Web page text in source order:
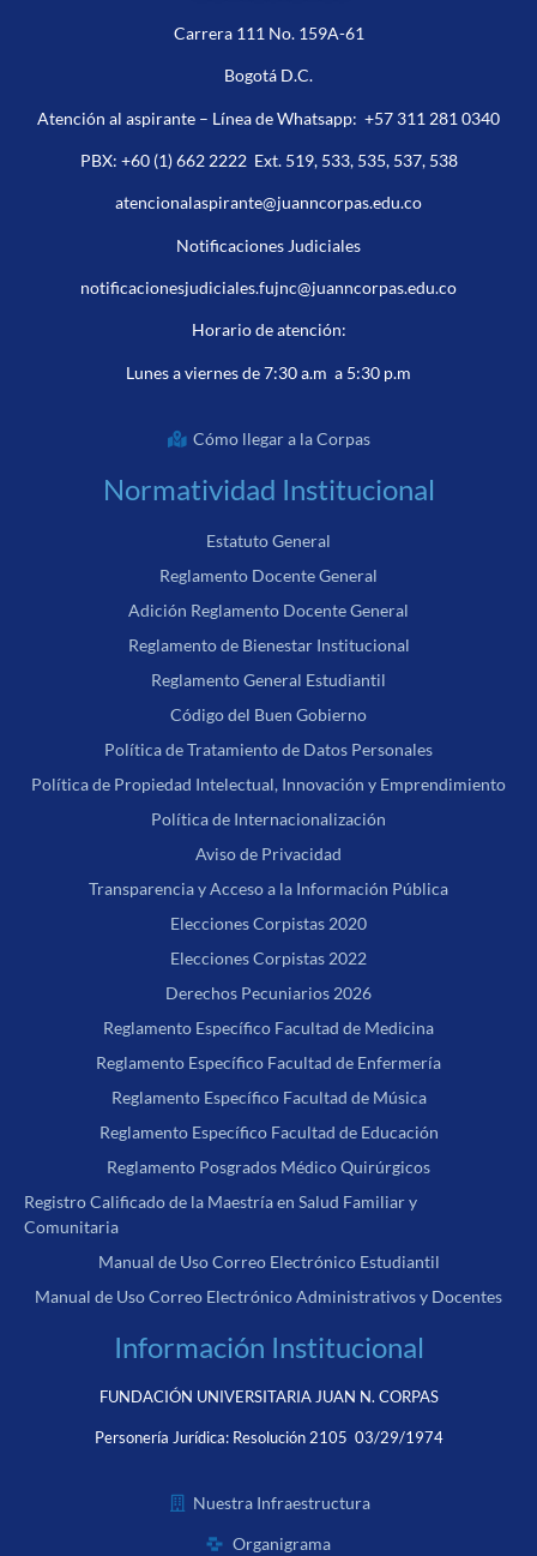
Carrera 111 No. 159A-61
Bogotá D.C.
Atención al aspirante – Línea de Whatsapp: +57 311 281 0340
PBX: +60 (1) 662 2222Ext. 519, 533, 535, 537, 538
atencionalaspirante@juanncorpas.edu.co
Notificaciones Judiciales
notificacionesjudiciales.fujnc@juanncorpas.edu.co
Horario de atención:
Lunes a viernes de 7:30 a.m a 5:30 p.m
Cómo llegar a la Corpas
Normatividad Institucional
Estatuto General
Reglamento Docente General
Adición Reglamento Docente General
Reglamento de Bienestar Institucional
Reglamento General Estudiantil
Código del Buen Gobierno
Política de Tratamiento de Datos Personales
Política de Propiedad Intelectual, Innovación y Emprendimiento
Política de Internacionalización
Aviso de Privacidad
Transparencia y Acceso a la Información Pública
Elecciones Corpistas 2020
Elecciones Corpistas 2022
Derechos Pecuniarios 2026
Reglamento Específico Facultad de Medicina
Reglamento Específico Facultad de Enfermería
Reglamento Específico Facultad de Música
Reglamento Específico Facultad de Educación
Reglamento Posgrados Médico Quirúrgicos
Registro Calificado de la Maestría en Salud Familiar y
Comunitaria
Manual de Uso Correo Electrónico Estudiantil
Manual de Uso Correo Electrónico Administrativos y Docentes
Información Institucional
FUNDACIÓN UNIVERSITARIA JUAN N. CORPAS
Personería Jurídica: Resolución 2105 03/29/1974
Nuestra Infraestructura
Organigrama